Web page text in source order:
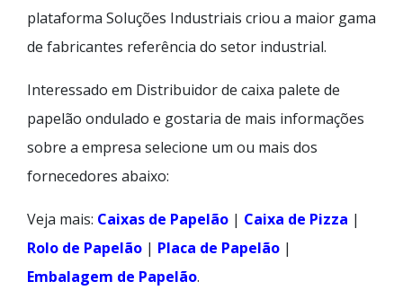
plataforma Soluções Industriais criou a maior gama
de fabricantes referência do setor industrial.
Interessado em Distribuidor de caixa palete de
papelão ondulado e gostaria de mais informações
sobre a empresa selecione um ou mais dos
fornecedores abaixo:
Veja mais: Caixas de Papelão | Caixa de Pizza |
Rolo de Papelão | Placa de Papelão |
Embalagem de Papelão.